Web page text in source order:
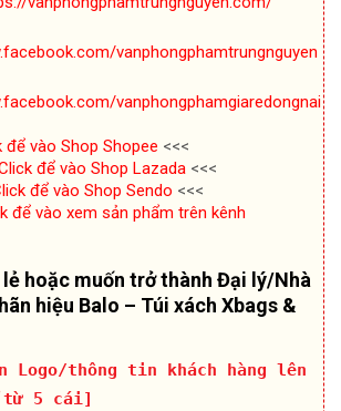
vanphongphamtrungnguyen
vanphongphamgiaredongnai
để vào Shop Shopee <<<
để vào Shop Lazada <<<
để vào Shop Sendo <<<
để vào xem sản phẩm trên kênh
lẻ hoặc muốn trở thành Đại lý/Nhà
hiệu Balo – Túi xách Xbags &
Logo/thông tin khách hàng lên
từ 5 cái]